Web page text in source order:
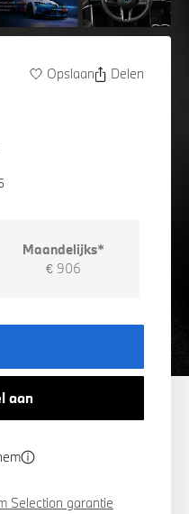
Opslaan Delen
Maandelijks*
€ 906
aan
Selection garantie